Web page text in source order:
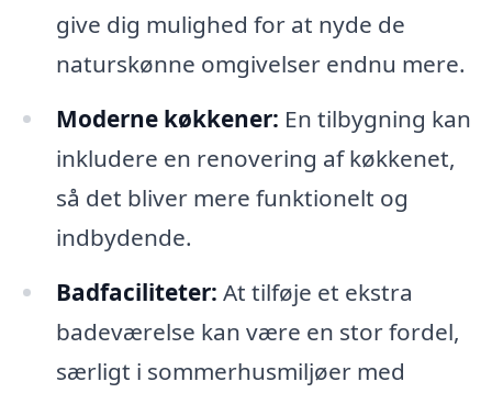
give dig mulighed for at nyde de
naturskønne omgivelser endnu mere.
Moderne køkkener: En tilbygning kan
inkludere en renovering af køkkenet,
så det bliver mere funktionelt og
indbydende.
Badfaciliteter: At tilføje et ekstra
badeværelse kan være en stor fordel,
særligt i sommerhusmiljøer med